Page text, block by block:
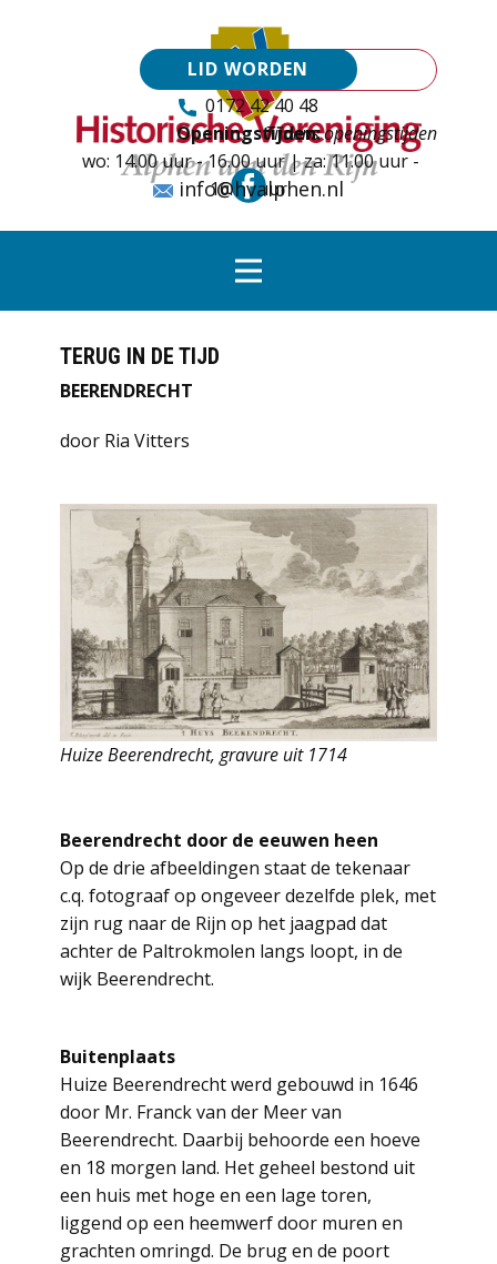
LID WORDEN
0172 42 40 48
Tijdens openingstijden
Openingstijden:
wo: 14.00 uur - 16.00 uur | za: 11.00 uur -
16.00 uur
info@hvalphen.nl
TERUG IN DE TIJD
BEERENDRECHT
door Ria Vitters
Huize Beerendrecht, gravure uit 1714
Beerendrecht door de eeuwen heen
Op de drie afbeeldingen staat de tekenaar
c.q. fotograaf op ongeveer dezelfde plek, met
zijn rug naar de Rijn op het jaagpad dat
achter de Paltrokmolen langs loopt, in de
wijk Beerendrecht.
Buitenplaats
Huize Beerendrecht werd gebouwd in 1646
door Mr. Franck van der Meer van
Beerendrecht. Daarbij behoorde een hoeve
en 18 morgen land. Het geheel bestond uit
een huis met hoge en een lage toren,
liggend op een heemwerf door muren en
grachten omringd. De brug en de poort